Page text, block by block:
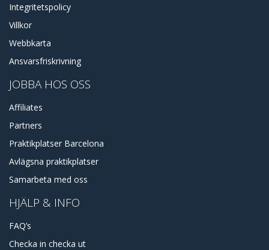
Integritetspolicy
Villkor
Webbkarta
Ansvarsfriskrivning
JOBBA HOS OSS
Affiliates
Partners
Praktikplatser Barcelona
Avlägsna praktikplatser
Samarbeta med oss
HJÄLP & INFO
FAQ’s
Checka in checka ut